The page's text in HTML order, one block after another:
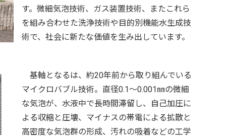
す。微細気泡技術、ガス装置技術、またこれら
を組み合わせた洗浄技術や目的別機能水生成技
術で、社会に新たな価値を生み出しています。
基軸となるは、約20年前から取り組んでいる
マイクロバブル技術。直径0.1～0.001㎜の微細
な気泡が、水液中で長時間滞留し、自己加圧に
よる収縮と圧壊、マイナスの帯電による拡散と
高密度な気泡群の形成、汚れの吸着などの工学